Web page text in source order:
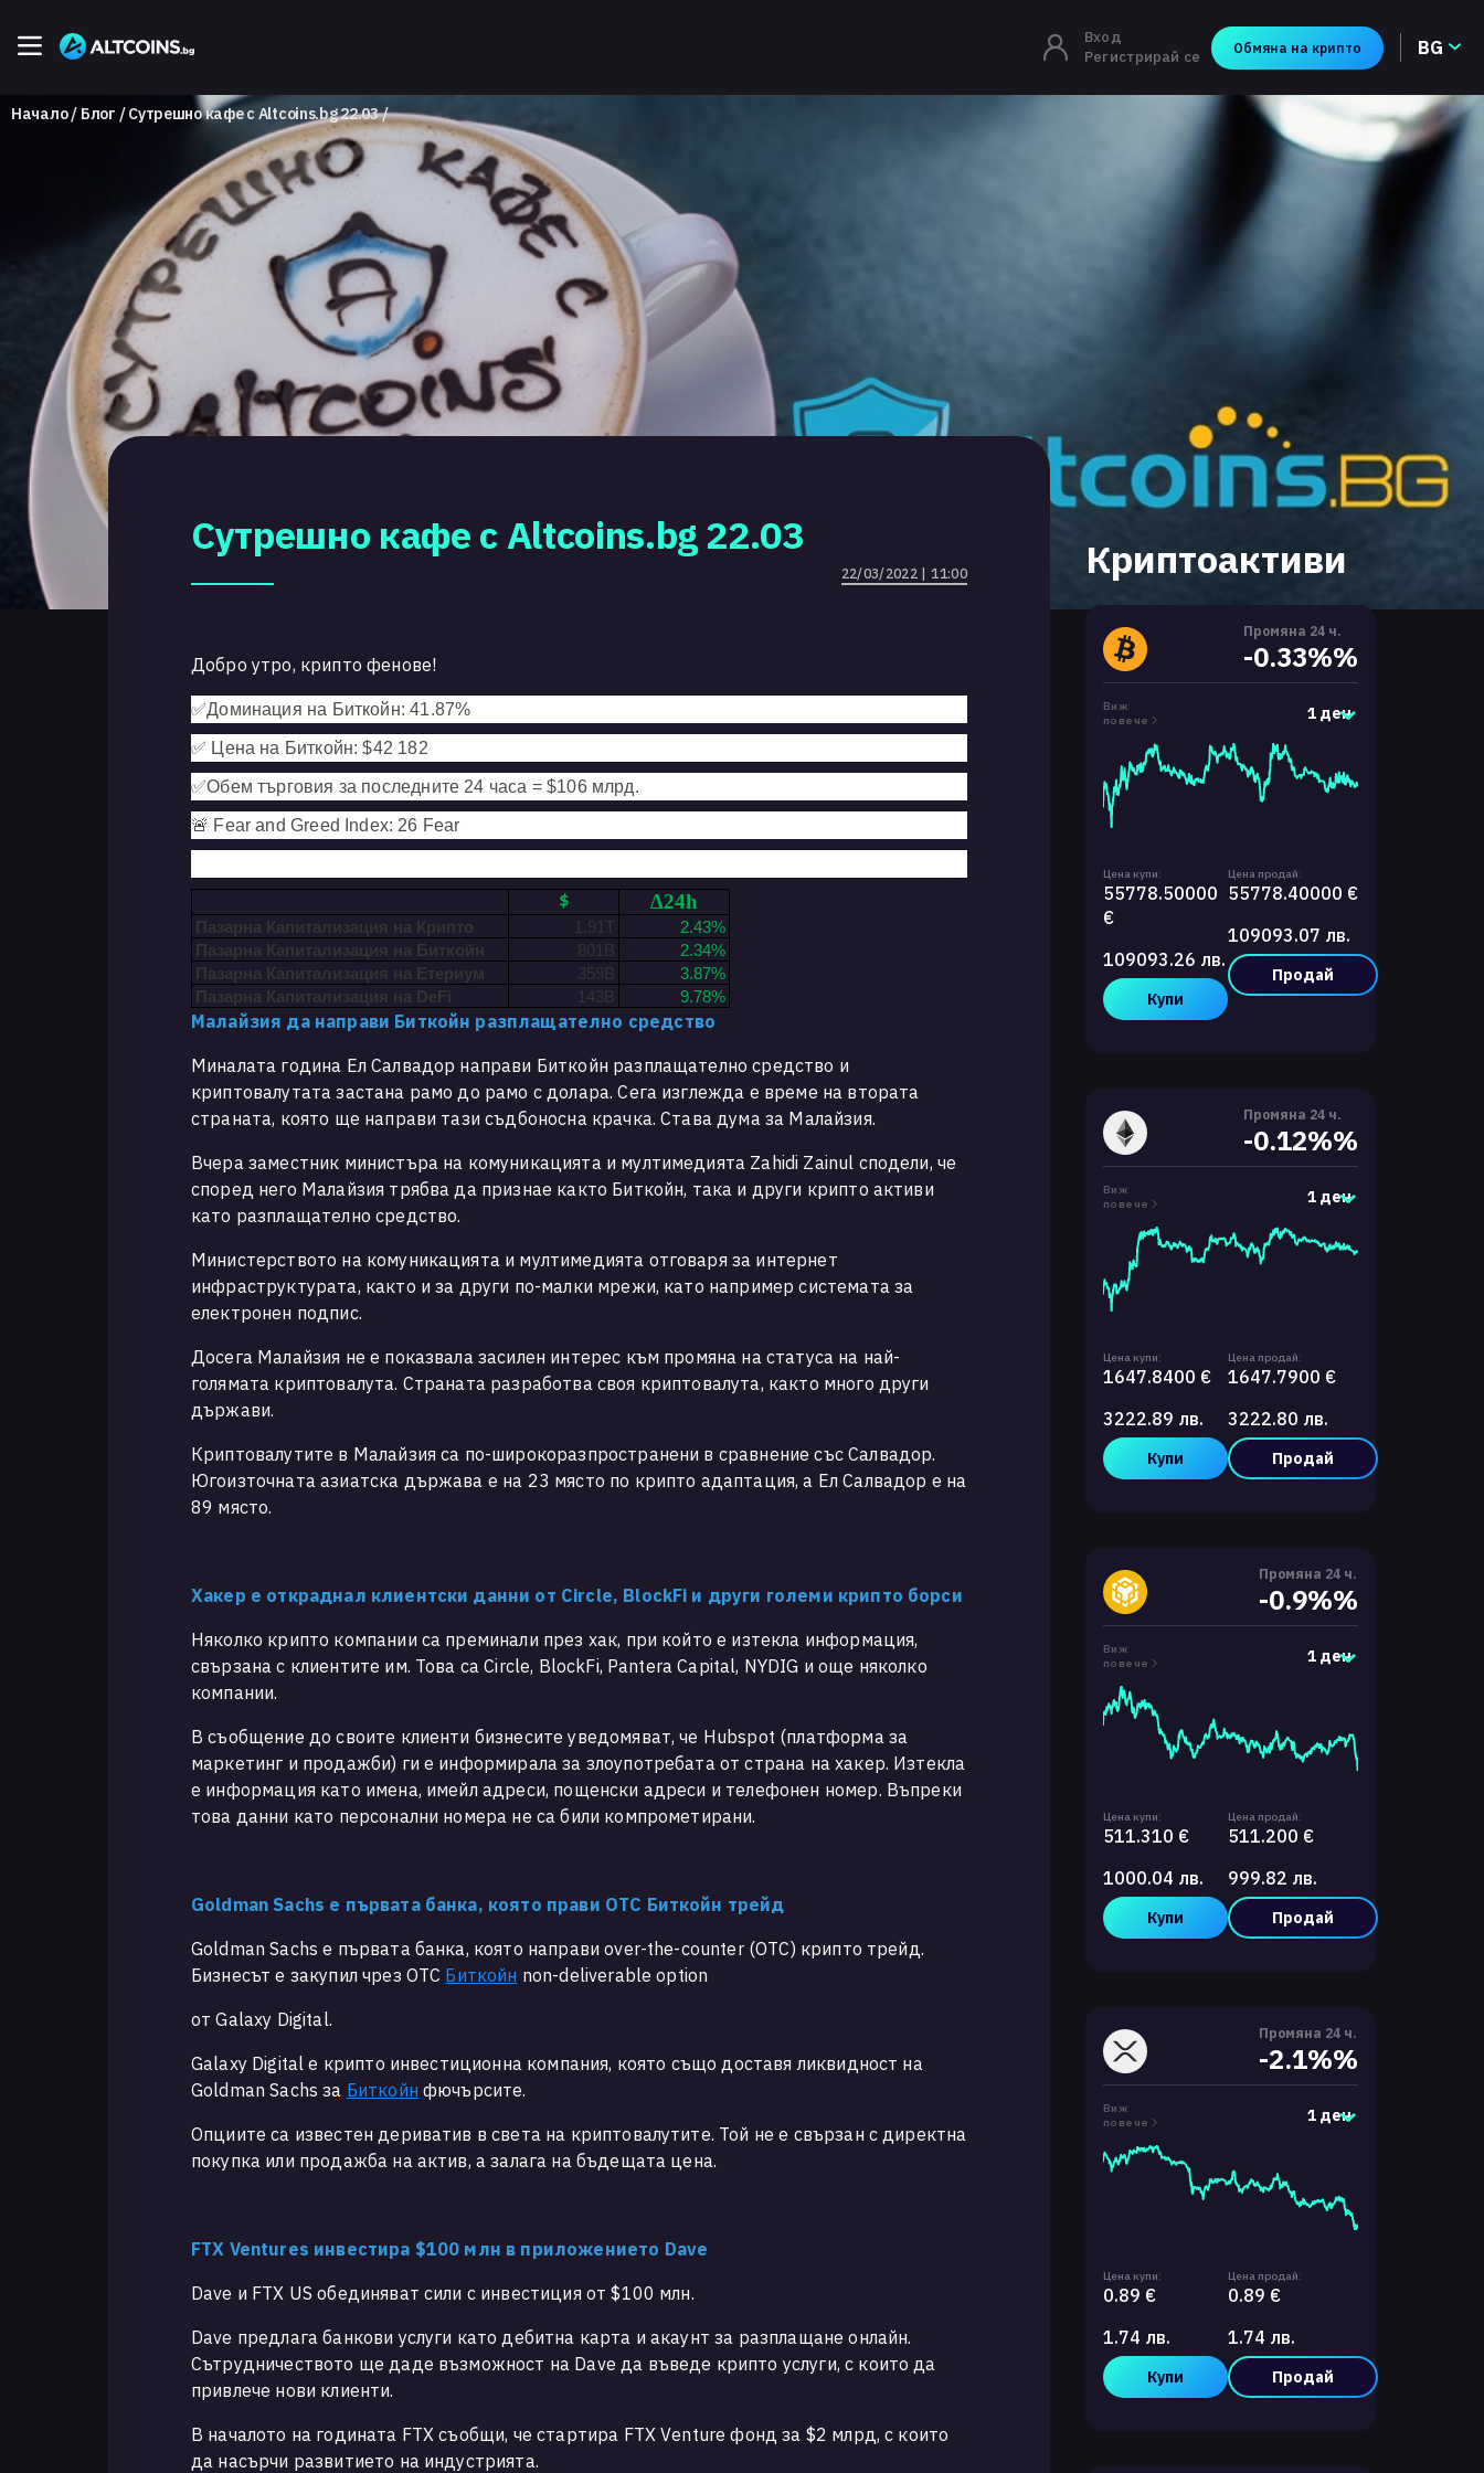
Вход
Регистрирай се
Обмяна на крипто BG
Начало Блог Сутрешно кафе с Altcoins.bg 22.03
Сутрешно кафе с Altcoins.bg 22.03
22/03/2022 | 11:00
Добро утро, крипто фенове!
✅Доминация на Биткойн: 41.87%
✅ Цена на Биткойн: $42 182
✅Обем търговия за последните 24 часа = $106 млрд.
🚨 Fear and Greed Index: 26 Fear
$ ∆24h
Пазарна Капитализация на Крипто 1.91T
2.43%
Пазарна Капитализация на Биткойн
801B
2.34%
Пазарна Капитализация на Етериум
359B
3.87%
Пазарна Капитализация на DeFi
143B 9.78%
Малайзия да направи Биткойн разплащателно средство
Миналата година Ел Салвадор направи Биткойн разплащателно средство и
криптовалутата застана рамо до рамо с долара. Сега изглежда е време на втората
страната, която ще направи тази съдбоносна крачка. Става дума за Малайзия.
Вчера заместник министъра на комуникацията и мултимедията Zahidi Zainul сподели, че
според него Малайзия трябва да признае както Биткойн, така и други крипто активи
като разплащателно средство.
Министерството на комуникацията и мултимедията отговаря за интернет
инфраструктурата, както и за други по-малки мрежи, като например системата за
електронен подпис.
Досега Малайзия не е показвала засилен интерес към промяна на статуса на най-
голямата криптовалута. Страната разработва своя криптовалута, както много други
държави.
Криптовалутите в Малайзия са по-широкоразпространени в сравнение със Салвадор.
Югоизточната азиатска държава е на 23 място по крипто адаптация, а Ел Салвадор е на
89 място.
Хакер е откраднал клиентски данни от Circle, BlockFi и други големи крипто борси
Няколко крипто компании са преминали през хак, при който е изтекла информация,
свързана с клиентите им. Това са Circle, BlockFi, Pantera Capital, NYDIG и още няколко
компании.
В съобщение до своите клиенти бизнесите уведомяват, че Hubspot (платформа за
маркетинг и продажби) ги е информирала за злоупотребата от страна на хакер. Изтекла
е информация като имена, имейл адреси, пощенски адреси и телефонен номер. Въпреки
това данни като персонални номера не са били компрометирани.
Goldman Sachs е първата банка, която прави OTC Биткойн трейд
Goldman Sachs е първата банка, която направи over-the-counter (OTC) крипто трейд.
Бизнесът е закупил чрез OTC Биткойн non-deliverable option
от Galaxy Digital.
Galaxy Digital e крипто инвестиционна компания, която също доставя ликвидност на
Goldman Sachs за Биткойн фючърсите.
Опциите са известен дериватив в света на криптовалутите. Той не е свързан с директна
покупка или продажба на актив, а залага на бъдещата цена.
FTX Ventures инвестира $100 млн в приложението Dave
Dave и FTX US обединяват сили с инвестиция от $100 млн.
Dave предлага банкови услуги като дебитна карта и акаунт за разплащане онлайн.
Сътрудничеството ще даде възможност на Dave да въведе крипто услуги, с които да
привлече нови клиенти.
В началото на годината FTX съобщи, че стартира FTX Venture фонд за $2 млрд, с които
да насърчи развитието на индустрията.
Криптоактиви
Промяна 24 ч.
-0.33%%
Виж
повече
1 ден
Цена купи:
55778.50000
€
109093.26 лв.
Купи
Цена продай:
55778.40000 €
109093.07 лв.
Продай
Промяна 24 ч.
-0.12%%
Виж
повече
1 ден
Цена купи:
1647.8400 €
3222.89 лв.
Купи
Цена продай:
1647.7900 €
3222.80 лв.
Продай
Промяна 24 ч.
-0.9%%
Виж
повече
1 ден
Цена купи:
511.310 €
1000.04 лв.
Купи
Цена продай:
511.200 €
999.82 лв.
Продай
Промяна 24 ч.
-2.1%%
Виж
повече
1 ден
Цена купи:
0.89 €
1.74 лв.
Купи
Цена продай:
0.89 €
1.74 лв.
Продай